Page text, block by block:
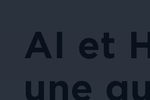
AI et
une